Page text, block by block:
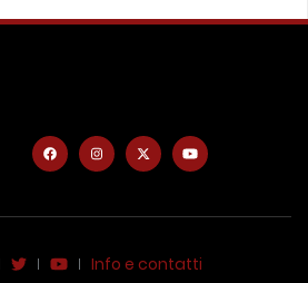
Info e contatti